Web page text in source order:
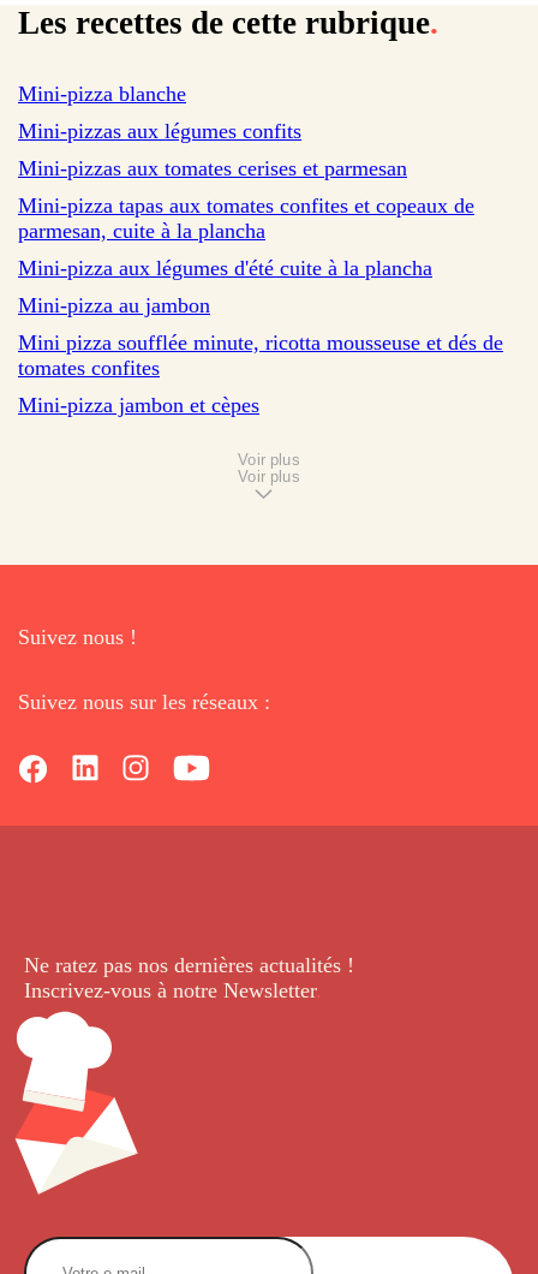
Les recettes de cette rubrique.
Mini-pizza blanche
sur 15 avis
Mini-pizzas aux légumes confits
sur 19 avis
Mini-pizzas aux tomates cerises et parmesan
Mini-pizza tapas aux tomates confites et copeaux de
parmesan, cuite à la plancha
Mini-pizza aux légumes d'été cuite à la plancha
Mini-pizza au jambon
Mini pizza soufflée minute, ricotta mousseuse et dés de
tomates confites
Mini-pizza jambon et cèpes
Voir plus
Voir plus
Suivez nous !
Suivez nous sur les réseaux :
Ne ratez pas nos dernières actualités !
Inscrivez-vous à notre Newsletter.